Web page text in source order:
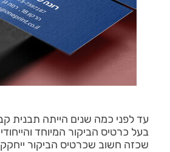
עד לפני כמה שנים הייתה תבנית
בעל כרטיס הביקור המיוחד
שכזה חשוב שכרטיס הביקור